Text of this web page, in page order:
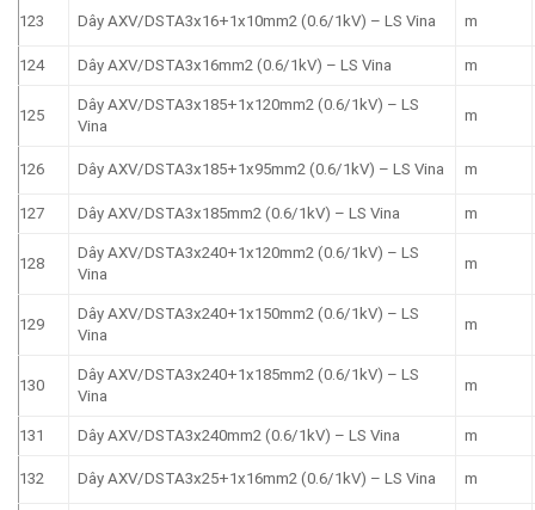
123 Dây AXV/DSTA3x16+1x10mm2 (0.6/1kV) – LS Vina m
124 Dây AXV/DSTA3x16mm2 (0.6/1kV) – LS Vina m
125
Dây AXV/DSTA3x185+1x120mm2 (0.6/1kV) – LS
Vina
m
126 Dây AXV/DSTA3x185+1x95mm2 (0.6/1kV) – LS Vina m
127 Dây AXV/DSTA3x185mm2 (0.6/1kV) – LS Vina m
128
Dây AXV/DSTA3x240+1x120mm2 (0.6/1kV) – LS
Vina
m
129
Dây AXV/DSTA3x240+1x150mm2 (0.6/1kV) – LS
Vina
m
130
Dây AXV/DSTA3x240+1x185mm2 (0.6/1kV) – LS
Vina
m
131 Dây AXV/DSTA3x240mm2 (0.6/1kV) – LS Vina m
132 Dây AXV/DSTA3x25+1x16mm2 (0.6/1kV) – LS Vina m